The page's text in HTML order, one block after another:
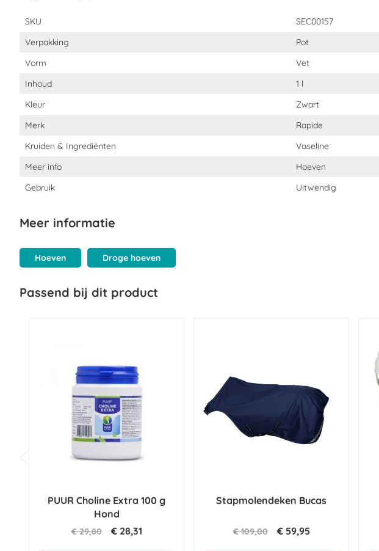
Bevat Laurier
Bevat Vaseline
Bevat natuurlijke en minerale oliën
Hoe moet je Rapide Hoof Grease (hoefsmeer) Zwart
Reinig eerst de hoeven van je paard met een harde borstel, indien
Wat zit er in Rapide Hoof Grease (hoefsmeer) Zwart?
Samenstelling:Op basis van laurier, vaseline en natuurlijke en minerale oliën.
Eigenschappen
SKU
SEC00157
Verpakking
Pot
Vorm
Vet
Inhoud
1 l
Kleur
Zwart
Merk
Rapide
Kruiden & Ingrediënten
Vaseline
Meer info
Hoeven
Gebruik
Uitwendig
Meer informatie
Hoeven Droge hoeven
Passend bij dit product
PUUR Choline Extra 100 g
Hond
€ 29,80 € 28,31
Stapmolendeken Bucas
€ 109,00 € 59,95